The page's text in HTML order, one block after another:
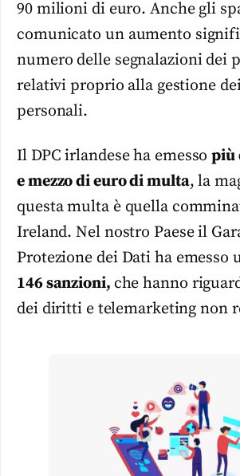
90 milioni di euro. Anche gli
comunicato un aumento
numero delle segnalazioni dei
relativi proprio alla gestione
personali.
Il DPC irlandese ha emessopiù
e mezzo di euro di multa, la
questa multa è quella
Ireland. Nel nostro Paese il
Protezione dei Dati ha emesso
146 sanzioni, che hanno
dei diritti e telemarketing non